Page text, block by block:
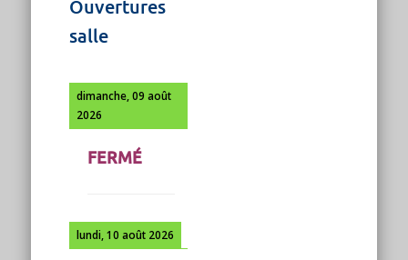
Ouvertures
salle
dimanche, 09 août
2026
FERMÉ
lundi, 10 août 2026